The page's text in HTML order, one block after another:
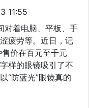
11:55
对着电脑、平板、手
疲劳等。近日，记
价在百元至千元
样的眼镜吸引了不
“防蓝光”眼镜真的